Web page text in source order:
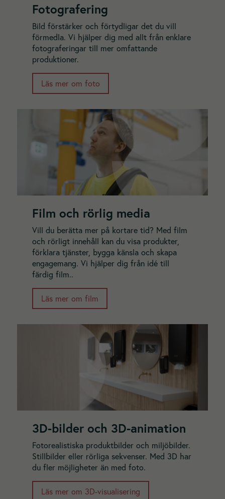
Fotografering
Bild förstärker och förtydligar det du vill
förmedla. Vi hjälper dig med allt från enklare
fotograferingar till mer omfattande
produktioner.
Läs mer om foto
Film och rörlig media
Vill du berätta mer på kortare tid? Med film
och rörligt innehåll kan du visa produkter,
förklara tjänster, bygga känsla och skapa
engagemang. Vi hjälper dig från idé till
färdig film..
Läs mer om film
3D-bilder och 3D-animation
Fotorealistiska produktbilder och miljöbilder.
Stillbilder eller rörliga sekvenser. Med 3D har
du fler möjligheter än med foto.
Läs mer om 3D-visualisering